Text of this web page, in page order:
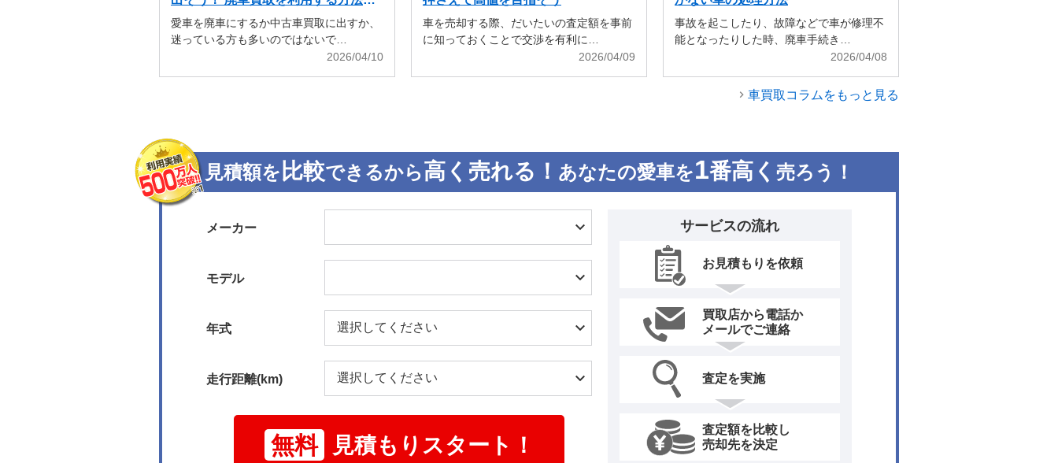
解説
愛車を廃車にするか中古車買取に出すか、
迷っている方も多いのではないで…
2026/04/10
車を売却する際、だいたいの査定額を事前
に知っておくことで交渉を有利に…
2026/04/09
事故を起こしたり、故障などで車が修理不
能となったりした時、廃車手続き…
2026/04/08
車買取コラムをもっと見る
見積額を 比較できるから高く売れる！ あなたの愛車を1番高く 売ろう！
メーカー
モデル
年式
走行距離(km)
無料 見積もりスタート！
サービスの流れ
お見積もりを依頼
買取店から電話か
メールでご連絡
査定を実施
査定額を比較し
売却先を決定